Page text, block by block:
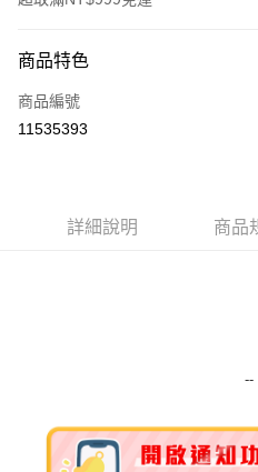
信用卡一次付款
超商取貨付款
街口支付
全家取貨付款
商品特色
商品編號
11535393
詳細說明 商品
--